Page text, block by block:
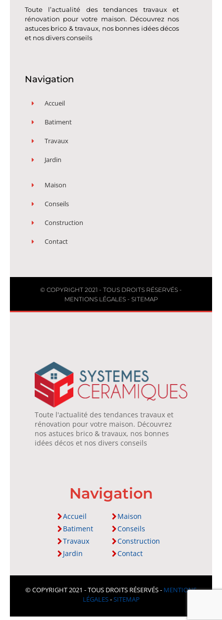
Toute l’actualité des tendances travaux et
rénovation pour votre maison. Découvrez nos
astuces brico & travaux, nos bonnes idées décos
et nos divers conseils
Navigation
Accueil
Batiment
Travaux
Jardin
Maison
Conseils
Construction
Contact
© COPYRIGHT 2021 - TOUS DROITS RÉSERVÉS -
MENTIONS LÉGALES- SITEMAP
Toute l'actualité des tendances travaux et
rénovation pour votre maison. Découvrez
nos astuces brico & travaux, nos bonnes
idées décos et nos divers conseils
Navigation
Accueil
Batiment
Travaux
Jardin
Maison
Conseils
Construction
Contact
© COPYRIGHT 2021 - TOUS DROITS RÉSERVÉS - MENTIONS
LÉGALES-SITEMAP